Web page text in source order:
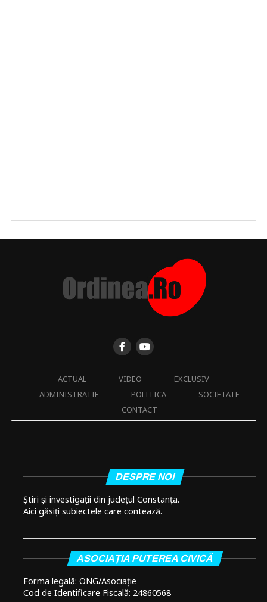
ACTUAL VIDEO
EXCLUSIV
ADMINISTRATIE
POLITICA
SOCIETATE
CONTACT
DESPRE NOI
Știri și investigații din județul Constanța.
Aici găsiți subiectele care contează.
ASOCIAȚIA PUTEREA CIVICĂ
Forma legală: ONG/Asociație
Cod de Identificare Fiscală: 24860568